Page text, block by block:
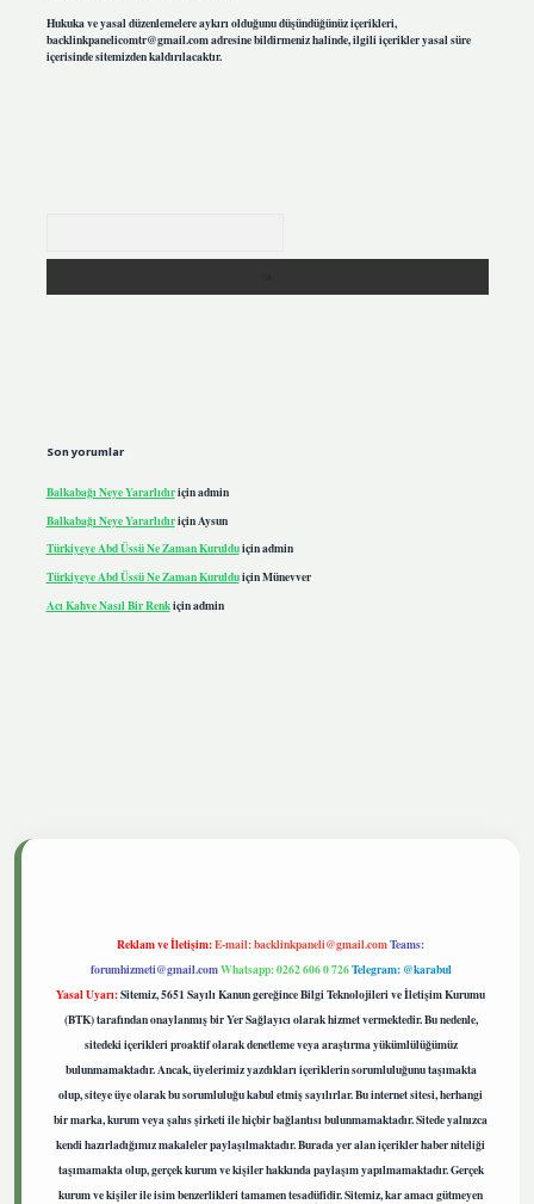
Hukuka ve yasal düzenlemelere aykırı olduğunu düşündüğünüz içerikleri,
backlinkpanelicomtr@gmail.comadresine bildirmeniz halinde, ilgili içerikler yasal süre
içerisinde sitemizden kaldırılacaktır.
Son yorumlar
Balkabağı Neye Yararlıdıriçinadmin
Balkabağı Neye Yararlıdıriçin Aysun
Türkiyeye Abd Üssü Ne Zaman Kurulduiçinadmin
Türkiyeye Abd Üssü Ne Zaman KurulduiçinMünevver
Acı Kahve Nasıl Bir Renkiçinadmin
Reklam ve İletişim:E-mail:backlinkpaneli@gmail.comTeams:
forumhizmeti@gmail.comWhatsapp: 0262 606 0 726Telegram: @karabul
Yasal Uyarı:Sitemiz, 5651 Sayılı Kanun gereğince Bilgi Teknolojileri ve İletişim Kurumu
(BTK) tarafından onaylanmış bir Yer Sağlayıcı olarak hizmet vermektedir. Bu nedenle,
sitedeki içerikleri proaktif olarak denetleme veya araştırma yükümlülüğümüz
bulunmamaktadır. Ancak, üyelerimiz yazdıkları içeriklerin sorumluluğunu taşımakta
olup, siteye üye olarak bu sorumluluğu kabul etmiş sayılırlar. Bu internet sitesi, herhangi
bir marka, kurum veya şahıs şirketi ile hiçbir bağlantısı bulunmamaktadır. Sitede yalnızca
kendi hazırladığımız makaleler paylaşılmaktadır. Burada yer alan içerikler haber niteliği
taşımamakta olup, gerçek kurum ve kişiler hakkında paylaşım yapılmamaktadır. Gerçek
kurum ve kişiler ile isim benzerlikleri tamamen tesadüfidir. Sitemiz, kar amacı gütmeyen